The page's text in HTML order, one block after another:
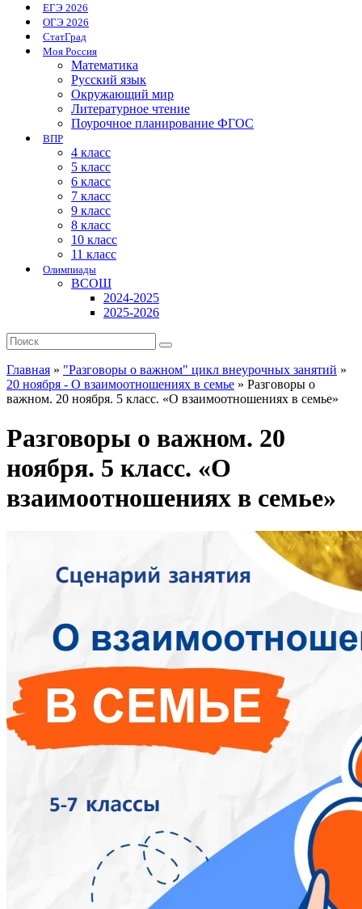
ЕГЭ 2026
ОГЭ 2026
СтатГрад
Моя Россия
Математика
Русский язык
Окружающий мир
Литературное чтение
Поурочное планирование ФГОС
ВПР
4 класс
5 класс
6 класс
7 класс
9 класс
8 класс
10 класс
11 класс
Олимпиады
ВСОШ
2024-2025
2025-2026
Главная » "Разговоры о важном" цикл внеурочных занятий »
20 ноября - О взаимоотношениях в семье » Разговоры о
важном. 20 ноября. 5 класс. «О взаимоотношениях в семье»
Разговоры о важном. 20
ноября. 5 класс. «О
взаимоотношениях в семье»